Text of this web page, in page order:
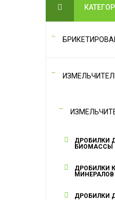
ДРОБИЛКИ
БИОМАССЫ
ДРОБИЛКИ
МИНЕРАЛОВ
ДРОБИЛКИ